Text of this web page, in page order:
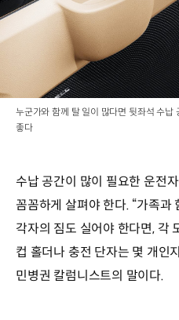
누군가와 함께 탈 일이 많다면 뒷좌석 수납
좋다
수납 공간이 많이 필요한 운전
꼼꼼하게 살펴야 한다. “가족과
각자의 짐도 실어야 한다면, 각
컵 홀더나 충전 단자는 몇 개인
민병권 칼럼니스트의 말이다.